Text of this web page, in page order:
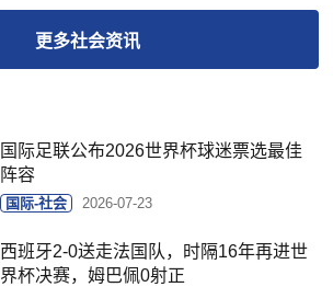
更多社会资讯
国际足联公布2026世界杯球迷票选最佳
阵容
国际-社会 2026-07-23
西班牙2-0送走法国队，时隔16年再进世
界杯决赛，姆巴佩0射正